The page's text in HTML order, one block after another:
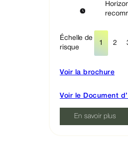
Échelle de
risque
1 2
Voir la brochure
Voir le Document
En savoir plus